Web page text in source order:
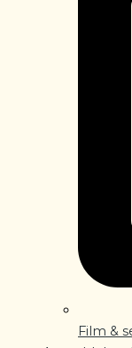
Film &